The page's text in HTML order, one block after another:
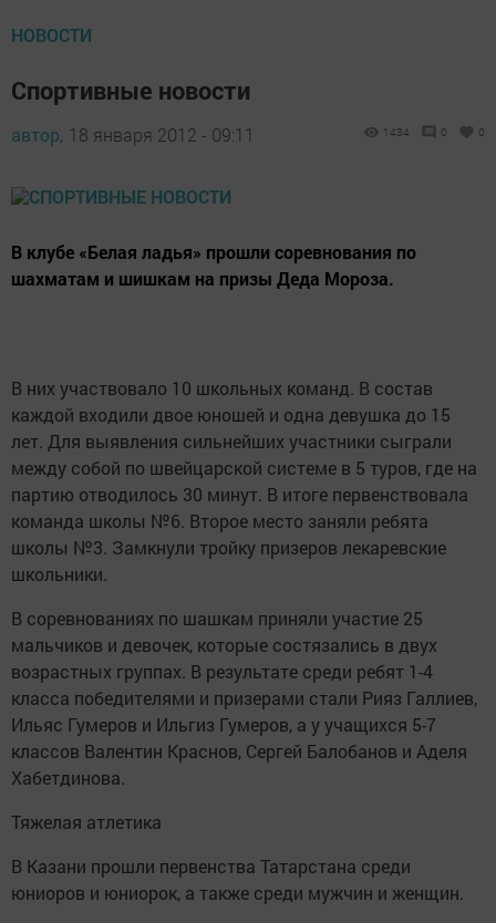
НОВОСТИ
Спортивные новости
автор, 18 января 2012 - 09:11 1434 0 0
В клубе «Белая ладья» прошли соревнования по
шахматам и шишкам на призы Деда Мороза.
В них участвовало 10 школьных команд. В состав
каждой входили двое юношей и одна девушка до 15
лет. Для выявления сильнейших участники сыграли
между собой по швейцарской системе в 5 туров, где на
партию отводилось 30 минут. В итоге первенствовала
команда школы №6. Второе место заняли ребята
школы №3. Замкнули тройку призеров лекаревские
школьники.
В соревнованиях по шашкам приняли участие 25
мальчиков и девочек, которые состязались в двух
возрастных группах. В результате среди ребят 1-4
класса победителями и призерами стали Рияз Галлиев,
Ильяс Гумеров и Ильгиз Гумеров, а у учащихся 5-7
классов Валентин Краснов, Сергей Балобанов и Аделя
Хабетдинова.
Тяжелая атлетика
В Казани прошли первенства Татарстана среди
юниоров и юниорок, а также среди мужчин и женщин.